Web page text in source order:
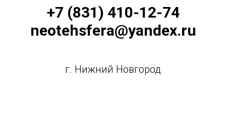
+7 (831) 410-12-74
neotehsfera@yandex.ru
г. Нижний Новгород